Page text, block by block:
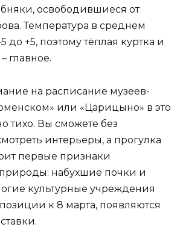
освободившиеся от
Температура в среднем
до +5, поэтому тёплая куртка и
главное.
на расписание музеев-
или «Царицыно» в это
тихо. Вы сможете без
интерьеры, а прогулка
первые признаки
набухшие почки и
культурные учреждения
к 8 марта, появляются